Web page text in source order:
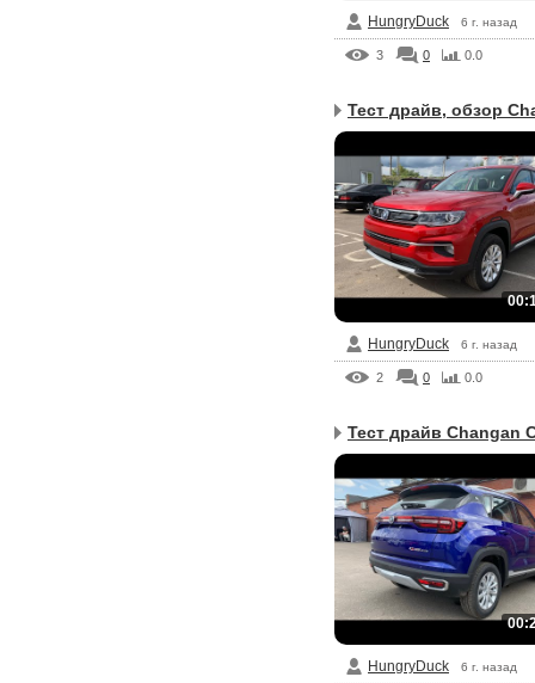
HungryDuck 6 г. назад
3 0 0.0
Тест драйв, обзор
HungryDuck 6 г. назад
2 0 0.0
Тест драйв Changan
HungryDuck 6 г. назад